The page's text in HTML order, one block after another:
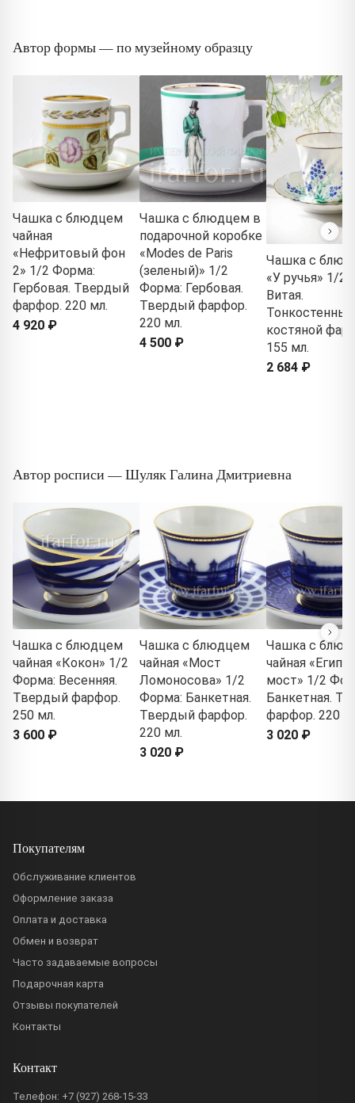
Автор формы — по музейному образцу
Чашка с блюдцем
чайная
«Нефритовый фон
2» 1/2 Форма:
Гербовая. Твердый
фарфор. 220 мл.
4 920 ₽
Чашка с блюдцем в
подарочной коробке
«Modes de Paris
(зеленый)» 1/2
Форма: Гербовая.
Твердый фарфор.
220 мл.
4 500 ₽
Чашка с
«У ручья» 1/2
Витая.
Тонкостенный
костяной
155 мл.
2 684 ₽
Автор росписи — Шуляк Галина Дмитриевна
Чашка с блюдцем
чайная «Кокон» 1/2
Форма: Весенняя.
Твердый фарфор.
250 мл.
3 600 ₽
Чашка с блюдцем
чайная «Мост
Ломоносова» 1/2
Форма: Банкетная.
Твердый фарфор.
220 мл.
3 020 ₽
Чашка с
чайная
мост» 1/2
Банкетная.
фарфор. 220
3 020 ₽
Покупателям
Обслуживание клиентов
Оформление заказа
Оплата и доставка
Обмен и возврат
Часто задаваемые вопросы
Подарочная карта
Отзывы покупателей
Контакты
Контакт
Телефон: +7 (927) 268-15-33